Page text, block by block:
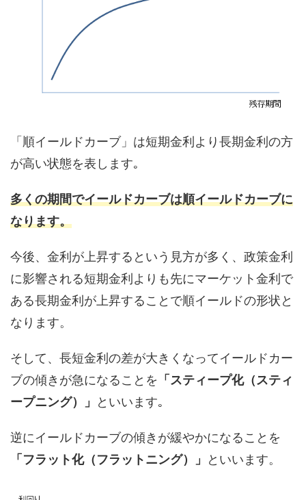
「順イールドカーブ」は短期金利より長期金利の方
が高い状態を表します｡
多くの期間でイールドカーブは順イールドカーブに
なります。
今後、金利が上昇するという見方が多く、政策金利
に影響される短期金利よりも先にマーケット金利で
ある長期金利が上昇することで順イールドの形状と
なります。
そして、長短金利の差が大きくなってイールドカー
ブの傾きが急になることを 「スティープ化（スティ
ープニング）」
といいます｡
逆にイールドカーブの傾きが緩やかになることを
「フラット化（フラットニング）」
といいます。